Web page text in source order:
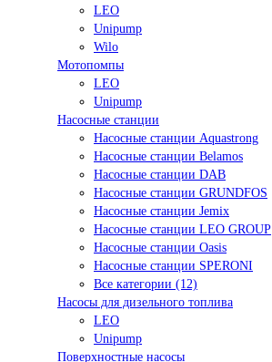
LEO
Unipump
Wilo
Мотопомпы
LEO
Unipump
Насосные станции
Насосные станции Aquastrong
Насосные станции Belamos
Насосные станции DAB
Насосные станции GRUNDFOS
Насосные станции Jemix
Насосные станции LEO GROUP
Насосные станции Oasis
Насосные станции SPERONI
Все категории (12)
Насосы для дизельного топлива
LEO
Unipump
Поверхностные насосы